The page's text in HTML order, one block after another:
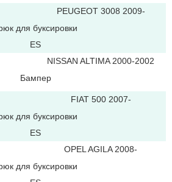
PEUGEOT 3008 2009-
для буксировки
ES
NISSAN ALTIMA 2000-2002
Бампер
FIAT 500 2007-
для буксировки
ES
OPEL AGILA 2008-
для буксировки